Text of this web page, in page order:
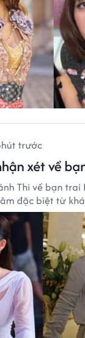
trước
xét về
Thi về bạn trai
đặc biệt từ